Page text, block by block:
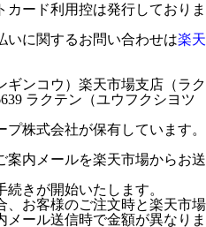
ード利用控は発行しておりま
に関するお問い合わせは楽天
ギンコウ）楽天市場支店（ラク
ラクテン（ユウフクシヨツ
株式会社が保有しています。
案内メールを楽天市場からお送
きが開始いたします。
、お客様のご注文時と楽天市場
ール送信時で金額が異なりま